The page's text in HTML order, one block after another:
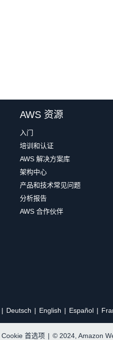
AWS 资源
入门
培训和认证
AWS 解决方案库
架构中心
产品和技术常见问题
分析报告
AWS 合作伙伴
Deutsch English Español
Cookie 首选项 | © 2024, Amazon